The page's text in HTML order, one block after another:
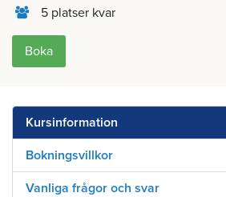
5 platser kvar
Boka
Kursinformation
Bokningsvillkor
Vanliga frågor och svar